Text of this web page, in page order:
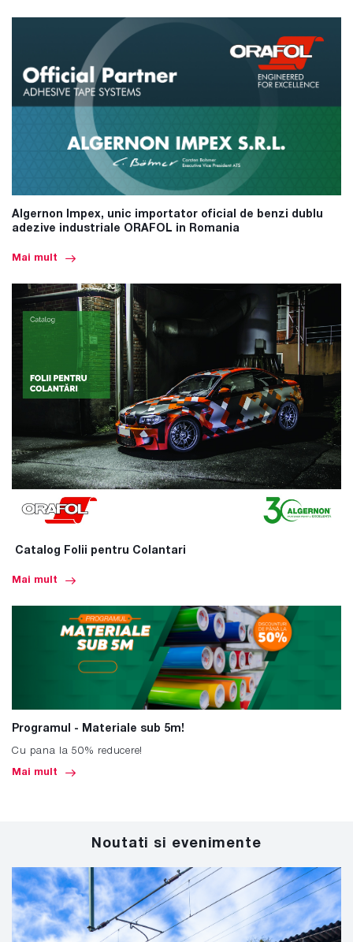
Algernon Impex, unic importator oficial de benzi dublu
adezive industriale ORAFOL in Romania
Mai mult
Catalog Folii pentru Colantari
Mai mult
Programul - Materiale sub 5m!
Cu pana la 50% reducere!
Mai mult
Noutati si evenimente